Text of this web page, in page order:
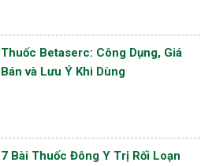
Thuốc Betaserc: Công Dụng, Giá
Bán và Lưu Ý Khi Dùng
7 Bài Thuốc Đông Y Trị Rối Loạn